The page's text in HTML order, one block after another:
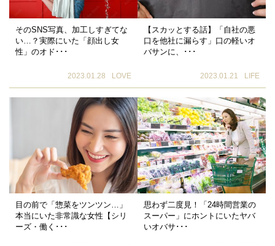
そのSNS写真、加工しすぎてな
い…？実際にいた「顔出し女
性」のオド･･･
2023.01.28 LOVE
【スカッとする話】「自社の悪
口を他社に漏らす」口の軽いオ
バサンに、･･･
2023.01.21 LIFE
目の前で「惣菜をツンツン…」
本当にいた非常識な女性【シリ
ーズ・働く･･･
思わず二度見！「24時間営業の
スーパー」にホントにいたヤバ
いオバサ･･･